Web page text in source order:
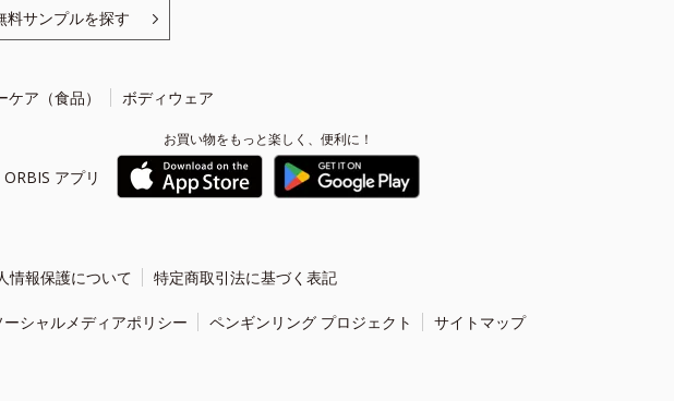
料サンプルを探す
ケア（食品） ボディウェア
ORBIS アプリ
お買い物をもっと楽しく、便利に！
情報保護について 特定商取引法に基づく表記
ーシャルメディアポリシー ペンギンリング プロジェクト サイトマップ